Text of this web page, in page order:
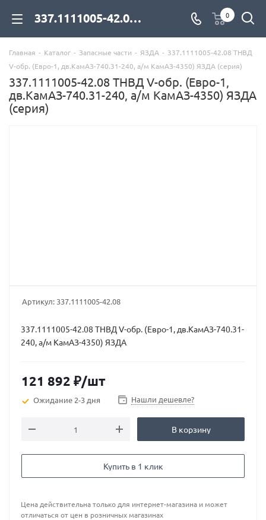
337.1111005-42.08 ТНВД V-обр. (Евро-1, дв.КамАЗ-740.31-240, а/м КамАЗ-4350) ЯЗДА (серия) для дизельных двигателей купить со склада с доставкой по цене официального дилера - компания Дизель Экспорт 0
Главная - Каталог - Запасные части - ЯЗДА - 337.1111005-42.08 ТНВД
V-обр. (Евро-1, дв.КамАЗ-740.31-240, а/м КамАЗ-4350) ЯЗДА (серия)
337.1111005-42.08 ТНВД V-обр. (Евро-1,
дв.КамАЗ-740.31-240, а/м КамАЗ-4350) ЯЗДА
(серия)
Артикул: 337.1111005-42.08
337.1111005-42.08 ТНВД V-обр. (Евро-1, дв.КамАЗ-740.31-
240, а/м КамАЗ-4350) ЯЗДА
121 892 ₽/шт
Ожидание 2-3 дня Нашли дешевле?
В корзину
Купить в 1 клик
Цена действительна только для интернет-магазина и может
отличаться от цен в розничных магазинах